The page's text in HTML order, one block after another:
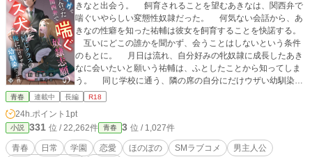
きなと出会う。 飼育されることを望むあきなは、関西弁で
喘ぐいやらしい変態性奴隷だった。 何気ない会話から、あ
きなの性癖を知った祐輔は彼女を飼育することを快諾する。
互いにどこの誰かを聞かず、会うことはしないという条件
のもとに。 月日は流れ、自分好みの牝奴隷に成長したあき
なに会いたいと願いう祐輔は、ふとしたことから知ってしま
う。 同じ学校に通う、隣の席の自分にだけウザい幼馴染の
美少女。 橘ゆきなが、学校の非常階段で関西弁で喘ぎなが
てきた、メス犬あきなだということを……。 他の投稿サイ
トでも掲載しています。 書籍化に伴い、外部リンク登録に
変更しました。 よろしくお願いいたします。
青春 連載中 長編 R18
24h.ポイント 1pt
小説 331 位 / 22,262件 青春 3 位 / 1,027件
青春 日常 学園 恋愛 ほのぼの SMラブコメ
男主人公